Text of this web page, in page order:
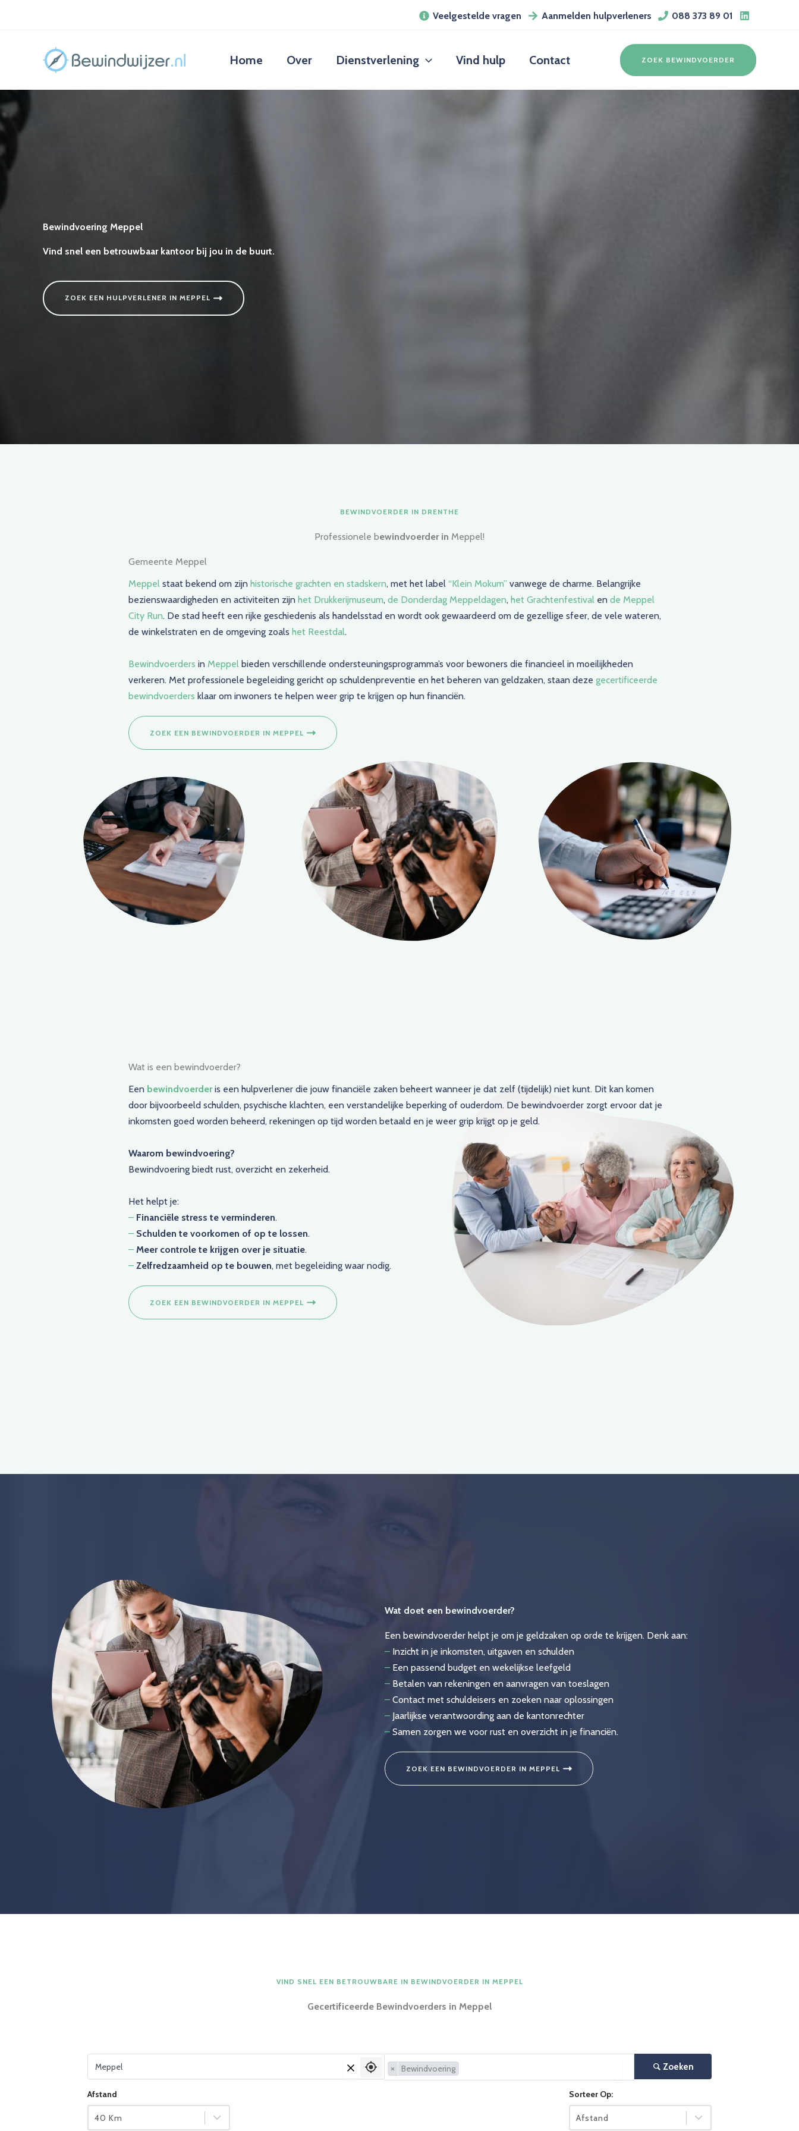
Veelgestelde vragen Aanmelden hulpverleners 088 373 89 01
Home Over Dienstverlening Vind hulp Contact ZOEK BEWINDVOERDER
Bewindvoering Meppel
Vind snel een betrouwbaar kantoor bij jou in de buurt.
ZOEK EEN HULPVERLENER IN MEPPEL
BEWINDVOERDER IN DRENTHE
Professionele bewindvoerder in Meppel!
Gemeente Meppel
Meppel staat bekend om zijn historische grachten en stadskern, met het label “Klein Mokum” vanwege de charme. Belangrijke
bezienswaardigheden en activiteiten zijn het Drukkerijmuseum, de Donderdag Meppeldagen, het Grachtenfestival en de Meppel
City Run. De stad heeft een rijke geschiedenis als handelsstad en wordt ook gewaardeerd om de gezellige sfeer, de vele wateren,
de winkelstraten en de omgeving zoals het Reestdal.
Bewindvoerders in Meppel bieden verschillende ondersteuningsprogramma’s voor bewoners die financieel in moeilijkheden
verkeren. Met professionele begeleiding gericht op schuldenpreventie en het beheren van geldzaken, staan deze gecertificeerde
bewindvoerders klaar om inwoners te helpen weer grip te krijgen op hun financiën.
ZOEK EEN BEWINDVOERDER IN MEPPEL
Wat is een bewindvoerder?
Een bewindvoerderis een hulpverlener die jouw financiële zaken beheert wanneer je dat zelf (tijdelijk) niet kunt. Dit kan komen
door bijvoorbeeld schulden, psychische klachten, een verstandelijke beperking of ouderdom. De bewindvoerder zorgt ervoor dat je
inkomsten goed worden beheerd, rekeningen op tijd worden betaald en je weer grip krijgt op je geld.
Waarom bewindvoering?
Bewindvoering biedt rust, overzicht en zekerheid.
Het helpt je:
– Financiële stress te verminderen.
– Schulden te voorkomen of op te lossen.
– Meer controle te krijgen over je situatie.
– Zelfredzaamheid op te bouwen, met begeleiding waar nodig.
ZOEK EEN BEWINDVOERDER IN MEPPEL
Wat doet een bewindvoerder?
Een bewindvoerder helpt je om je geldzaken op orde te krijgen. Denk aan:
– Inzicht in je inkomsten, uitgaven en schulden
– Een passend budget en wekelijkse leefgeld
– Betalen van rekeningen en aanvragen van toeslagen
– Contact met schuldeisers en zoeken naar oplossingen
– Jaarlijkse verantwoording aan de kantonrechter
– Samen zorgen we voor rust en overzicht in je financiën.
ZOEK EEN BEWINDVOERDER IN MEPPEL
VIND SNEL EEN BETROUWBARE IN BEWINDVOERDER IN MEPPEL
Gecertificeerde Bewindvoerders in Meppel
Vul je woonplaats in
× Bewindvoering Zoeken
Afstand
40 Km
Sorteer Op:
Afstand